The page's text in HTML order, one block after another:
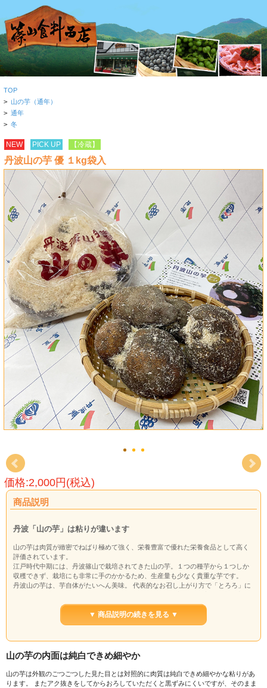
TOP
> 山の芋（通年）
> 通年
> 冬
NEW PICK UP 【冷蔵】
丹波山の芋 優 １kg袋入
価格:2,000円(税込)
商品説明
丹波「山の芋」は粘りが違います
山の芋は肉質が緻密でねばり極めて強く、栄養豊富で優れた栄養食品として高く
評価されています。
江戸時代中期には、丹波篠山で栽培されてきた山の芋。１つの種芋から１つしか
収穫できず、栽培にも非常に手のかかるため、生産量も少なく貴重な芋です。
丹波山の芋は、芋自体がたいへん美味。 代表的なお召し上がり方で「とろろ」に
のままお召し上がりください。 芋自体の豊かな香りと味わいを体感いただけま
山の芋の優秀は主に外見の差となります。本商品は秀品に比べると、デコボコは
で２～4個となります。
▼ 商品説明の続きを見る ▼
山の芋の内面は純白できめ細やか
山の芋は外観のごつごつした見た目とは対照的に肉質は純白できめ細やかな粘りがあ
ります。 またアク抜きをしてからおろしていただくと黒ずみにくいですが、そのまま